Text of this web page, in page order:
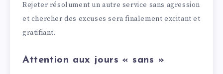
Rejeter résolument un autre service sans agression
et chercher des excuses sera finalement excitant et
gratifiant.
Attention aux jours « sans »